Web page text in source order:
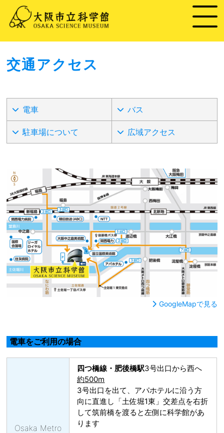
交通アクセス
電車 バス
駐車場について 広域アクセス
GoogleMapで見る
電車をご利用の場合
Osaka Metro
四つ橋線・肥後橋駅3号出口から西へ
約500m
3号出口を出て、アパホテルに沿う方
向に直進し「土佐堀1東」交差点を右折
して筑前橋を渡ると左側に科学館があ
ります